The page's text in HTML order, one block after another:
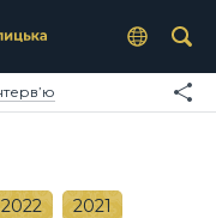
2022
2021